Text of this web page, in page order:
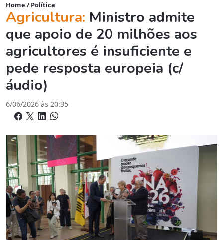
Home / Política
Agricultura: Ministro admite
que apoio de 20 milhões aos
agricultores é insuficiente e
pede resposta europeia (c/
áudio)
6/06/2026 às 20:35